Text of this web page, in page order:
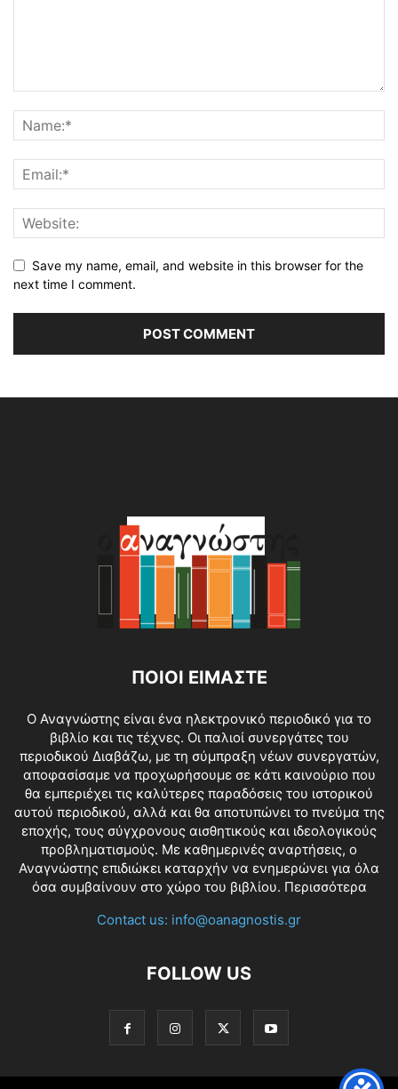
Save my name, email, and website in this browser for the
next time I comment.
ΠΟΙΟΙ ΕΙΜΑΣΤΕ
O Αναγνώστης είναι ένα ηλεκτρονικό περιοδικό για το
βιβλίο και τις τέχνες. Οι παλιοί συνεργάτες του
περιοδικού Διαβάζω, με τη σύμπραξη νέων συνεργατών,
αποφασίσαμε να προχωρήσουμε σε κάτι καινούριο που
θα εμπεριέχει τις καλύτερες παραδόσεις του ιστορικού
αυτού περιοδικού, αλλά και θα αποτυπώνει το πνεύμα της
εποχής, τους σύγχρονους αισθητικούς και ιδεολογικούς
προβληματισμούς. Με καθημερινές αναρτήσεις, ο
Αναγνώστης επιδιώκει καταρχήν να ενημερώνει για όλα
όσα συμβαίνουν στο χώρο του βιβλίου. Περισσότερα
Contact us: info@oanagnostis.gr
FOLLOW US